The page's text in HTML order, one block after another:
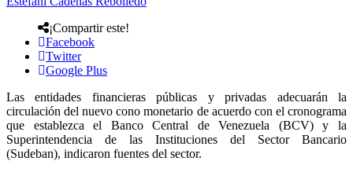
¡Compartir este!
Facebook
Twitter
Google Plus
Las entidades financieras públicas y privadas adecuarán la
circulación del nuevo cono monetario de acuerdo con el cronograma
que establezca el Banco Central de Venezuela (BCV) y la
Superintendencia de las Instituciones del Sector Bancario
(Sudeban), indicaron fuentes del sector.